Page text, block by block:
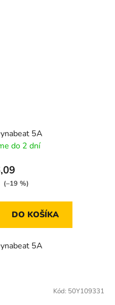
5A
do 2 dní
(–19 %)
DO KOŠÍKA
5A
Kód: 50Y109331